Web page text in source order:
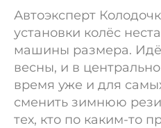
Автоэксперт
установки колёс
машины размера.
весны, и в
время уже и для
сменить зимнюю
тех, кто по каким-то